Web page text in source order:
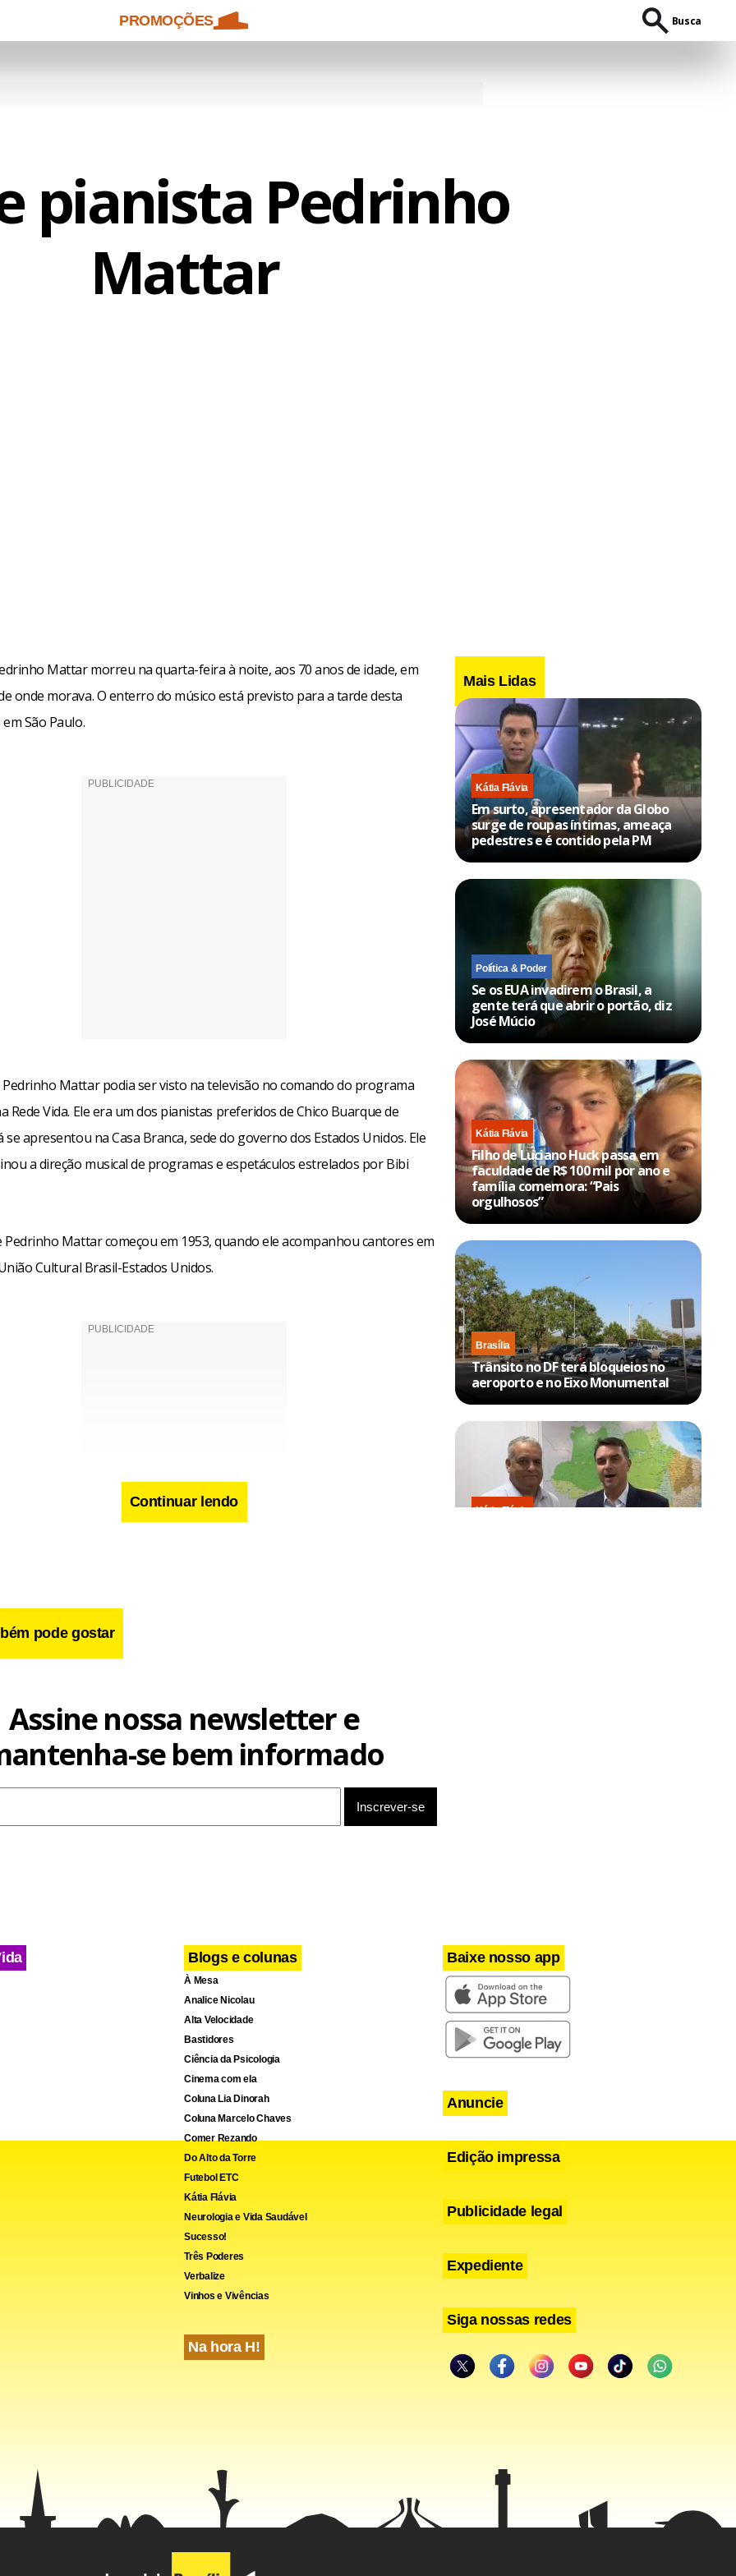
PROMOÇÕES Busca
pianista Pedrinho
Mattar
Mattar morreu na quarta-feira à noite, aos 70 anos de idade, em
onde morava. O enterro do músico está previsto para a tarde desta
São Paulo.
Mattar podia ser visto na televisão no comando do programa
Rede Vida. Ele era um dos pianistas preferidos de Chico Buarque de
se apresentou na Casa Branca, sede do governo dos Estados Unidos. Ele
a direção musical de programas e espetáculos estrelados por Bibi
Pedrinho Mattar começou em 1953, quando ele acompanhou cantores em
Cultural Brasil-Estados Unidos.
LinkedIn
Twitter
X
Continuar lendo
pode gostar
Mais Lidas
Kátia Flávia
Em surto, apresentador da Globo
surge de roupas íntimas, ameaça
pedestres e é contido pela PM
Política & Poder
Se os EUA invadirem o Brasil, a
gente terá que abrir o portão, diz
José Múcio
Kátia Flávia
Filho de Luciano Huck passa em
faculdade de R$ 100 mil por ano e
família comemora: “Pais
orgulhosos”
Brasília
Trânsito no DF terá bloqueios no
aeroporto e no Eixo Monumental
Kátia Flávia
Assine nossa newsletter e
se bem informado
Blogs e colunas
À Mesa
Analice Nicolau
Alta Velocidade
Bastidores
Ciência da Psicologia
Cinema com ela
Coluna Lia Dinorah
Coluna Marcelo Chaves
Comer Rezando
Do Alto da Torre
Futebol ETC
Kátia Flávia
Neurologia e Vida Saudável
Sucesso!
Três Poderes
Verbalize
Vinhos e Vivências
Na hora H!
Baixe nosso app
Anuncie
Edição impressa
Publicidade legal
Expediente
Siga nossas redes